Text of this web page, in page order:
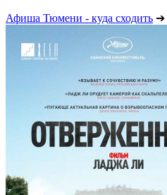
Афиша Тюмени - куда сходить ➔